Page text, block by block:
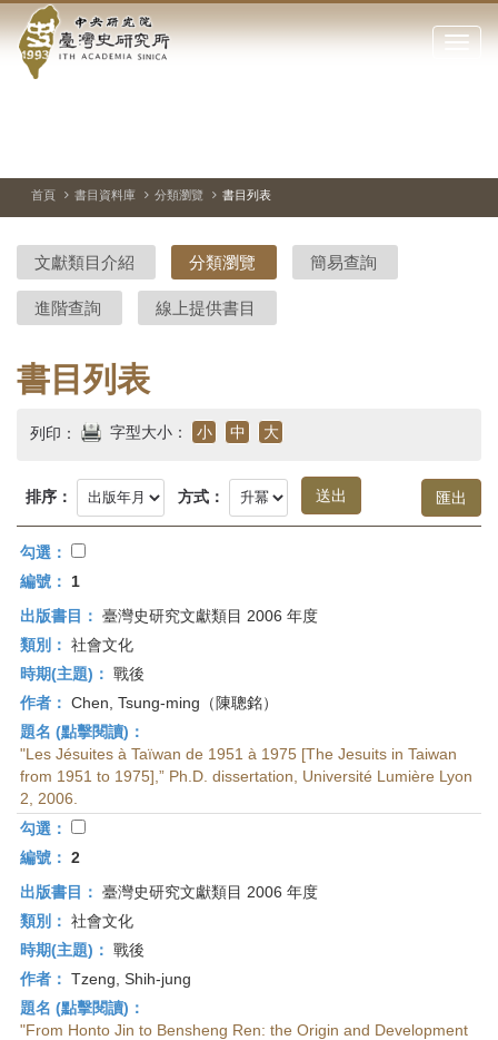
到中
央
院-
臺
灣
史
研
究
首
頁
點
閉
站
停、
圖
圖
結
首頁 書目資料庫 分類瀏覽 書目列表
文獻類目介紹 分類瀏覽 簡易查詢
進階查詢 線上提供書目
書目列表
列印： 字型大小： 小 中 大
排序： 方式：
勾選：
編號：
1
出版書目： 臺灣史研究文獻類目 2006 年度
類別： 社會文化
時期(主題)： 戰後
作者： Chen, Tsung-ming（陳聰銘）
題名 (點擊閱讀)：
"Les Jésuites à Taïwan de 1951 à 1975 [The Jesuits in Taiwan
from 1951 to 1975],” Ph.D. dissertation, Université Lumière Lyon
2, 2006.
勾選：
編號： 2
出版書目： 臺灣史研究文獻類目 2006 年度
類別： 社會文化
時期(主題)： 戰後
作者： Tzeng, Shih-jung
題名 (點擊閱讀)：
"From Honto Jin to Bensheng Ren: the Origin and Development